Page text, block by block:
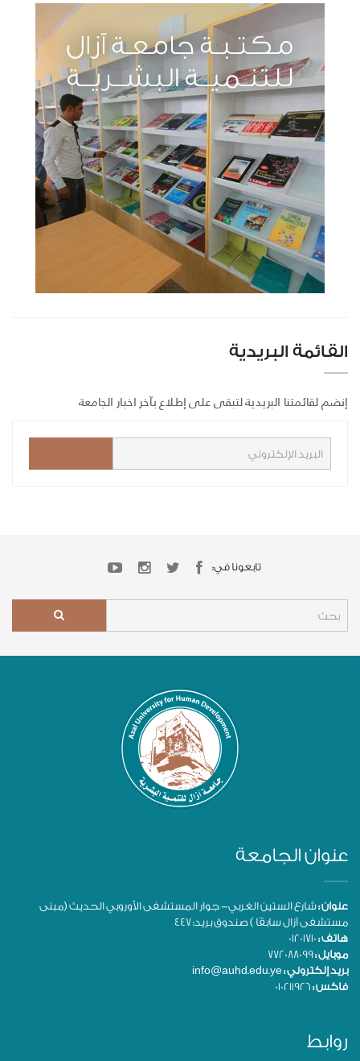
القائمة البريدية
إنضم لقائمتنا البريدية لتبقى على إطلاع بآخر اخبار الجامعة
تابعونا في:
عنوان الجامعة
عنوان :شارع الستين الغربي- جوار المستشفى الأوروبي الحديث (مبنى
مستشفى آزال سابقًا ) صندوق بريد: 447
هاتف :
موبايل :
بريد إلكتروني :
فاكس :
روابط